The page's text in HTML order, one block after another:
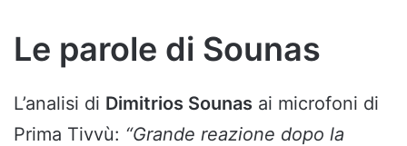
Le parole di Sounas
L’analisi di Dimitrios Sounas ai microfoni di
Prima Tivvù: “Grande reazione dopo la